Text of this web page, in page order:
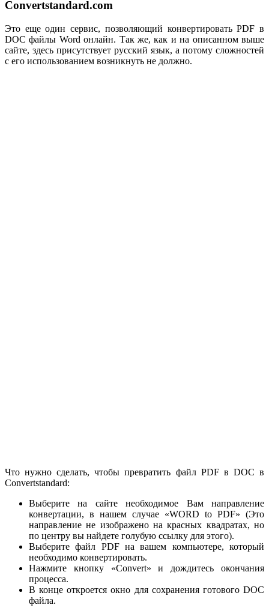
Convertstandard.com
Это еще один сервис, позволяющий конвертировать PDF в
DOC файлы Word онлайн. Так же, как и на описанном выше
сайте, здесь присутствует русский язык, а потому сложностей
с его использованием возникнуть не должно.
Что нужно сделать, чтобы превратить файл PDF в DOC в
Convertstandard:
Выберите на сайте необходимое Вам направление
конвертации, в нашем случае «WORD to PDF» (Это
направление не изображено на красных квадратах, но
по центру вы найдете голубую ссылку для этого).
Выберите файл PDF на вашем компьютере, который
необходимо конвертировать.
Нажмите кнопку «Convert» и дождитесь окончания
процесса.
В конце откроется окно для сохранения готового DOC
файла.